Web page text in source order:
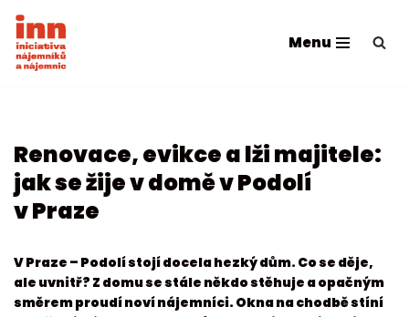
Přeskočit
na
Menu
Renovace, evikce a lži majitele:
jak se žije v domě v Podolí
v Praze
V Praze – Podolí stojí docela hezký dům. Co se děje,
ale uvnitř? Z domu se stále někdo stěhuje a opačným
směrem proudí noví nájemníci. Okna na chodbě stíní